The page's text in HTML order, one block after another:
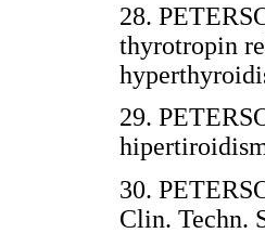
28.
thyrotropin
29.
30.
Clin.